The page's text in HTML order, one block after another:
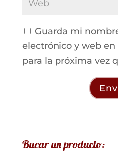
Guarda mi
electrónico y web en
para la próxima vez
Bucar un producto: